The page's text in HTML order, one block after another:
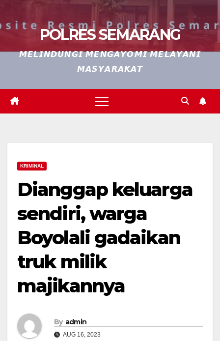
POLRES SEMARANG
𝙈𝙀𝙇𝙄𝙉𝘿𝙐𝙉𝙂𝙄 𝙈𝙀𝙉𝙂𝘼𝙔𝙊𝙈𝙄 𝙈𝙀𝙇𝘼𝙔𝘼𝙉𝙄
𝙈𝘼𝙎𝙔𝘼𝙍𝘼𝙆𝘼𝙏
KRIMINAL
Dianggap keluarga
sendiri, warga
Boyolali gadaikan
truk milik
majikannya
By admin
AUG 16, 2023